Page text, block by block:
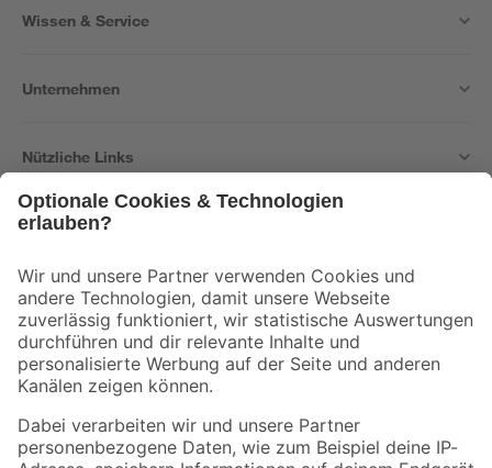
Wissen & Service
Unternehmen
Nützliche Links
Der toom Newsletter: Keine Angebote und Aktionen mehr verpassen!
Zur Newsletter Anmeldung
Folge uns